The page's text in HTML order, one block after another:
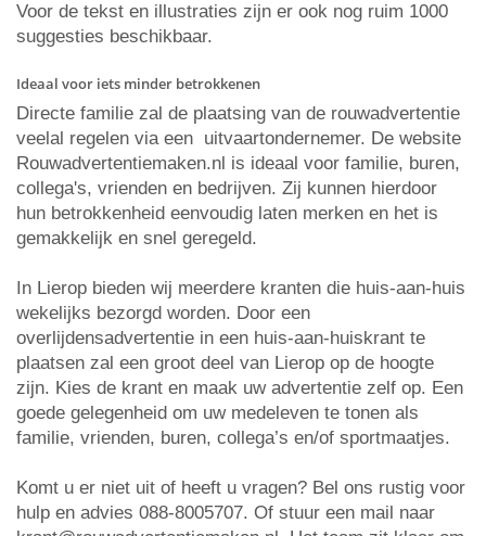
Voor de tekst en illustraties zijn er ook nog ruim 1000
suggesties beschikbaar.
Ideaal voor iets minder betrokkenen
Directe familie zal de plaatsing van de rouwadvertentie
veelal regelen via een uitvaartondernemer. De website
Rouwadvertentiemaken.nl is ideaal voor familie, buren,
collega's, vrienden en bedrijven. Zij kunnen hierdoor
hun betrokkenheid eenvoudig laten merken en het is
gemakkelijk en snel geregeld.
In Lierop bieden wij meerdere kranten die huis-aan-huis
wekelijks bezorgd worden. Door een
overlijdensadvertentie in een huis-aan-huiskrant te
plaatsen zal een groot deel van Lierop op de hoogte
zijn. Kies de krant en maak uw advertentie zelf op. Een
goede gelegenheid om uw medeleven te tonen als
familie, vrienden, buren, collega’s en/of sportmaatjes.
Komt u er niet uit of heeft u vragen? Bel ons rustig voor
hulp en advies 088-8005707. Of stuur een mail naar